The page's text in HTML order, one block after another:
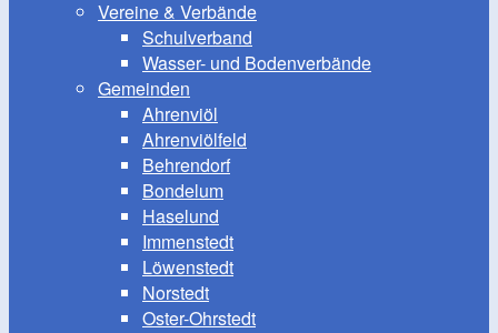
Vereine & Verbände
Schulverband
Wasser- und Bodenverbände
Gemeinden
Ahrenviöl
Ahrenviölfeld
Behrendorf
Bondelum
Haselund
Immenstedt
Löwenstedt
Norstedt
Oster-Ohrstedt